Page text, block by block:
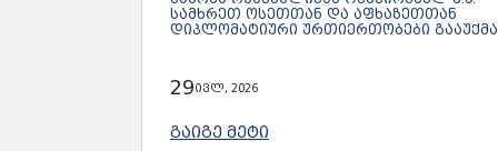
ᲡᲐᲛᲮᲠᲔᲗ ᲝᲡᲔᲗᲗᲐᲜ ᲓᲐ ᲐᲤᲮᲐᲖᲔᲗᲗᲐᲜ
ᲓᲘᲞᲚᲝᲛᲐᲢᲘᲣᲠᲘ ᲣᲠᲗᲘᲔᲠᲗᲝᲑᲔᲑᲘ ᲒᲐᲐᲣᲥᲛᲐ
29ივლ, 2026
ᲒᲐᲘᲒᲔ ᲛᲔᲢᲘ